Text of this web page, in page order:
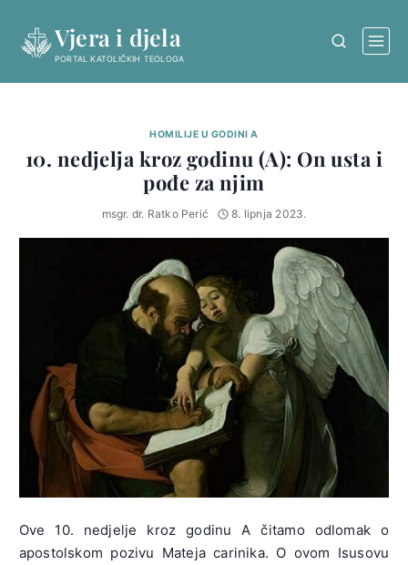
content
Vjera i djela
PORTAL KATOLIČKIH TEOLOGA
HOMILIJE U GODINI A
10. nedjelja kroz godinu (A): On usta i
pođe za njim
msgr. dr. Ratko Perić 8. lipnja 2023.
Ove 10. nedjelje kroz godinu A čitamo odlomak o
apostolskom pozivu Mateja carinika. O ovom Isusovu